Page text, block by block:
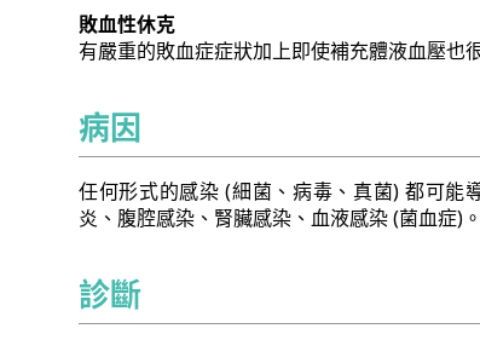
敗血性休克
有嚴重的敗血症症狀加上即使補充體液血壓也
病因
任何形式的感染 (細菌、病毒、真菌) 都可能
炎、腹腔感染、腎臟感染、血液感染 (菌血症)。
診斷